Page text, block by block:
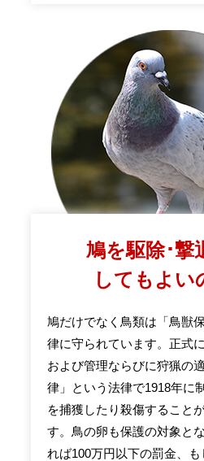
鳩を駆除･撃
してもよい
鳩だけでなく鳥類は「鳥獣
律に守られています。正式
および管理ならびに狩猟の
律」という法律で1918年に
を捕獲したり殺傷すること
す。鳥の卵も保護の対象と
れば100万円以下の罰金、